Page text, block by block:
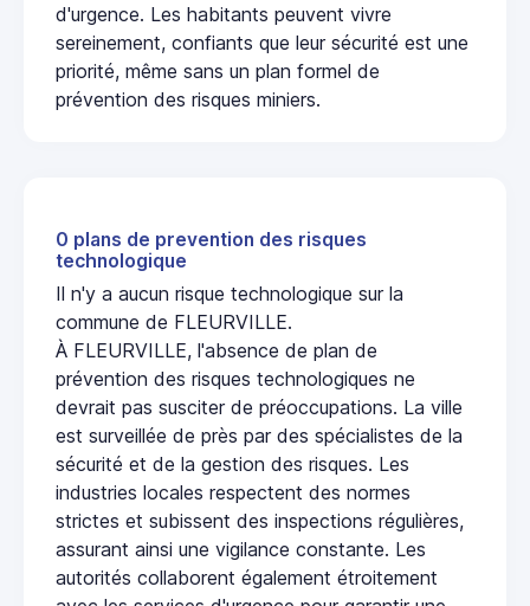
d'urgence. Les habitants peuvent vivre
sereinement, confiants que leur sécurité est une
priorité, même sans un plan formel de
prévention des risques miniers.
0 plans de prevention des risques
technologique
Il n'y a aucun risque technologique sur la
commune de FLEURVILLE.
À FLEURVILLE, l'absence de plan de
prévention des risques technologiques ne
devrait pas susciter de préoccupations. La ville
est surveillée de près par des spécialistes de la
sécurité et de la gestion des risques. Les
industries locales respectent des normes
strictes et subissent des inspections régulières,
assurant ainsi une vigilance constante. Les
autorités collaborent également étroitement